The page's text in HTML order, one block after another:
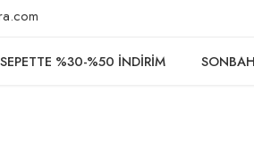
SEPETTE %30-%50 İNDİRİM